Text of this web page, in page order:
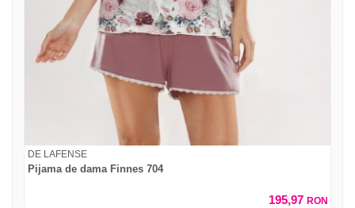
DE LAFENSE
Pijama de dama Finnes 704
195,97 RON